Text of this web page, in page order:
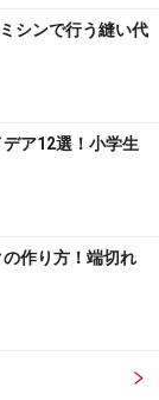
干狭くするの
。
り目をつけま
シンで行う縫い代
ア12選！小学生
作り方！端切れ